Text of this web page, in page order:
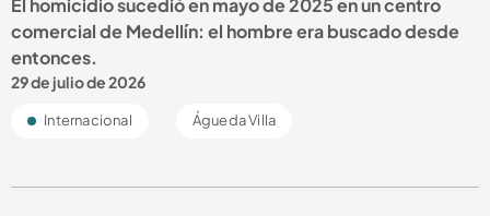
El homicidio sucedió en mayo de 2025 en un centro
comercial de Medellín: el hombre era buscado desde
entonces.
29 de julio de 2026
Internacional Águeda Villa